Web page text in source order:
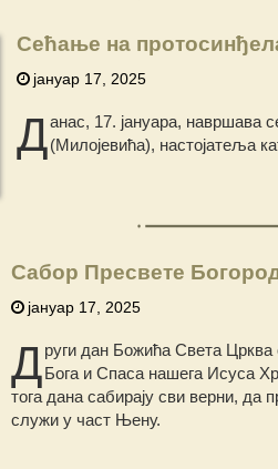
Сећање на
јануар 17, 2025
Данас, 17. јануара, навршава
(Милојевића), настојатеља
Сабор Пресвете
јануар 17, 2025
Други дан Божића Света Црква
Бога и Спаса нашега Исуса
тога дана сабирају сви верни,
служи у част Њену.